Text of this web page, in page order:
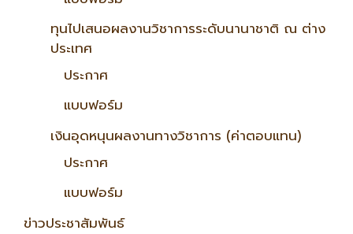
ทุนไปเสนอผลงานวิชาการระดับนานาชาติ ณ ต่าง
ประเทศ
ประกาศ
แบบฟอร์ม
เงินอุดหนุนผลงานทางวิชาการ (ค่าตอบแทน)
ประกาศ
แบบฟอร์ม
ข่าวประชาสัมพันธ์